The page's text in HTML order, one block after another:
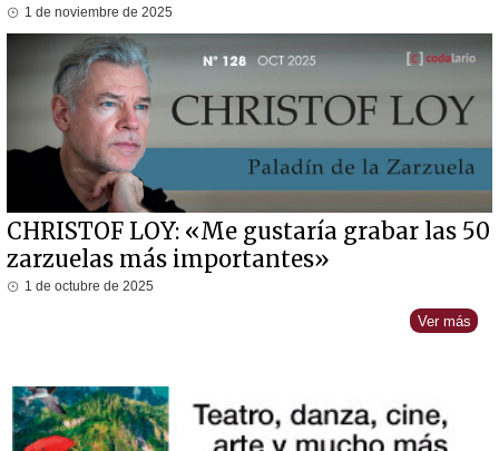
1 de noviembre de 2025
CHRISTOF LOY: «Me gustaría grabar las 50
zarzuelas más importantes»
1 de octubre de 2025
Ver más